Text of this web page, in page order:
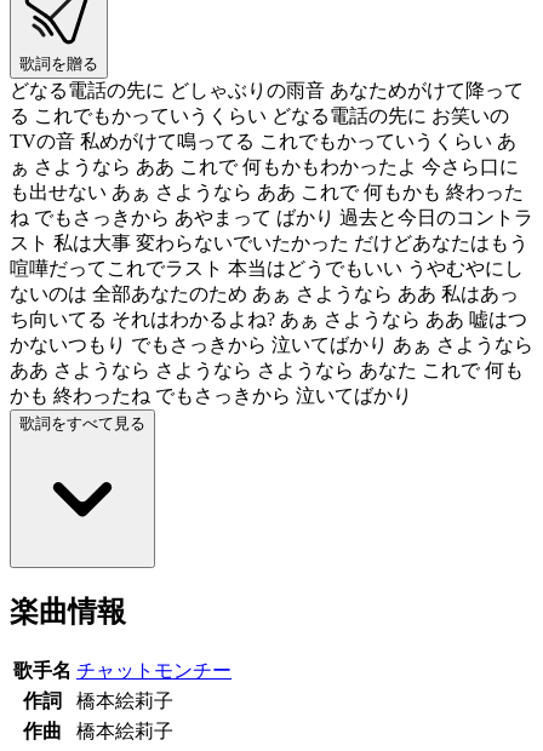
歌詞を贈る
どなる電話の先に どしゃぶりの雨音 あなためがけて降って
る これでもかっていうくらい どなる電話の先に お笑いの
TVの音 私めがけて鳴ってる これでもかっていうくらい あ
ぁ さようなら ああ これで 何もかもわかったよ 今さら口に
も出せない あぁ さようなら ああ これで 何もかも 終わった
ね でもさっきから あやまって ばかり 過去と今日のコントラ
スト 私は大事 変わらないでいたかった だけどあなたはもう
喧嘩だってこれでラスト 本当はどうでもいい うやむやにし
ないのは 全部あなたのため あぁ さようなら ああ 私はあっ
ち向いてる それはわかるよね? あぁ さようなら ああ 嘘はつ
かないつもり でもさっきから 泣いてばかり あぁ さようなら
ああ さようなら さようなら さようなら あなた これで 何も
かも 終わったね でもさっきから 泣いてばかり
歌詞をすべて見る
楽曲情報
歌手名 チャットモンチー
作詞
橋本絵莉子
作曲
橋本絵莉子